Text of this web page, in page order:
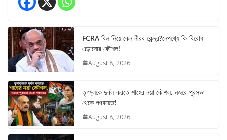
FCRA বিল নিয়ে কেন নীরব কেন্দ্র?নেপথ্যে কি বিরোধ
এড়ানোর কৌশল!
August 8, 2026
তৃণমূলকে দুর্বল করতে শাহের নয়া কৌশল, নজরে পুরসভা
থেকে পঞ্চায়েত!
August 8, 2026